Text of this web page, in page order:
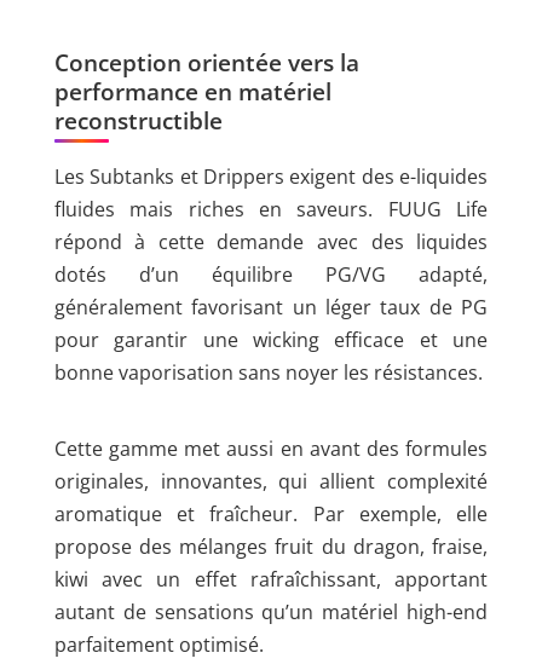
Conception orientée vers la
performance en matériel
reconstructible
Les Subtanks et Drippers exigent des e-liquides
fluides mais riches en saveurs. FUUG Life
répond à cette demande avec des liquides
dotés d’un équilibre PG/VG adapté,
généralement favorisant un léger taux de PG
pour garantir une wicking efficace et une
bonne vaporisation sans noyer les résistances.
Cette gamme met aussi en avant des formules
originales, innovantes, qui allient complexité
aromatique et fraîcheur. Par exemple, elle
propose des mélanges fruit du dragon, fraise,
kiwi avec un effet rafraîchissant, apportant
autant de sensations qu’un matériel high-end
parfaitement optimisé.